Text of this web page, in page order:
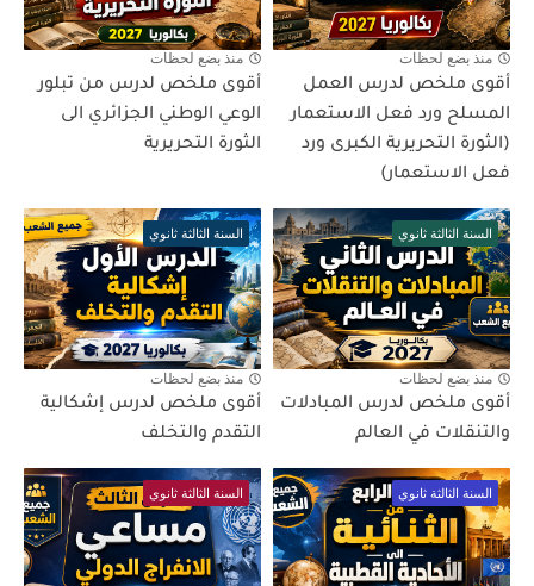
منذ بضع لحظات
أقوى ملخص لدرس العمل
المسلح ورد فعل الاستعمار
(الثورة التحريرية الكبرى ورد
فعل الاستعمار)
منذ بضع لحظات
أقوى ملخص لدرس من تبلور
الوعي الوطني الجزائري الى
الثورة التحريرية
السنة الثالثة ثانوي
منذ بضع لحظات
أقوى ملخص لدرس المبادلات
والتنقلات في العالم
السنة الثالثة ثانوي
منذ بضع لحظات
أقوى ملخص لدرس إشكالية
التقدم والتخلف
السنة الثالثة ثانوي السنة الثالثة ثانوي